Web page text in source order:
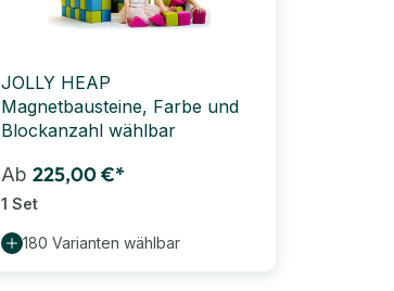
JOLLY HEAP
Magnetbausteine, Farbe und
Blockanzahl wählbar
Ab 225,00 €*
1 Set
180 Varianten wählbar